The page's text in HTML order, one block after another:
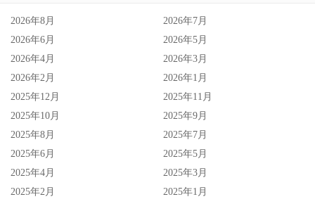
2026年8月
2026年7月
2026年6月
2026年5月
2026年4月
2026年3月
2026年2月
2026年1月
2025年12月
2025年11月
2025年10月
2025年9月
2025年8月
2025年7月
2025年6月
2025年5月
2025年4月
2025年3月
2025年2月
2025年1月